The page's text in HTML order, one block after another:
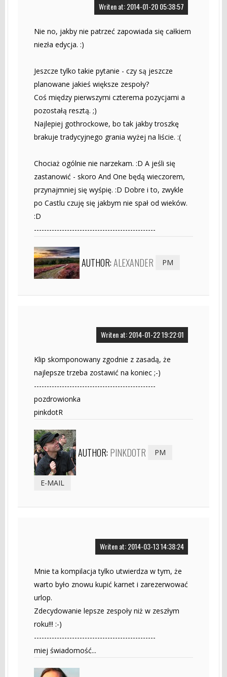
Writen at: 2014-01-20 05:38:57
Nie no, jakby nie patrzeć zapowiada się całkiem
niezła edycja. :)
Jeszcze tylko takie pytanie - czy są jeszcze
planowane jakieś większe zespoły?
Coś między pierwszymi czterema pozycjami a
pozostałą resztą. ;)
Najlepiej gothrockowe, bo tak jakby troszkę
brakuje tradycyjnego grania wyżej na liście. :(
Chociaż ogólnie nie narzekam. :D A jeśli się
zastanowić - skoro And One będą wieczorem,
przynajmniej się wyśpię. :D Dobre i to, zwykle
po Castlu czuję się jakbym nie spał od wieków.
:D
------------------------------------------------
AUTHOR:ALEXANDER PM
Writen at: 2014-01-22 19:22:01
Klip skomponowany zgodnie z zasadą, że
najlepsze trzeba zostawić na koniec ;-)
------------------------------------------------
pozdrowionka
pinkdotR
AUTHOR: PINKDOTR PM
E-MAIL
Writen at: 2014-03-13 14:38:24
Mnie ta kompilacja tylko utwierdza w tym, że
warto było znowu kupić karnet i zarezerwować
urlop.
Zdecydowanie lepsze zespoły niż w zeszłym
roku!!! :-)
------------------------------------------------
miej świadomość...